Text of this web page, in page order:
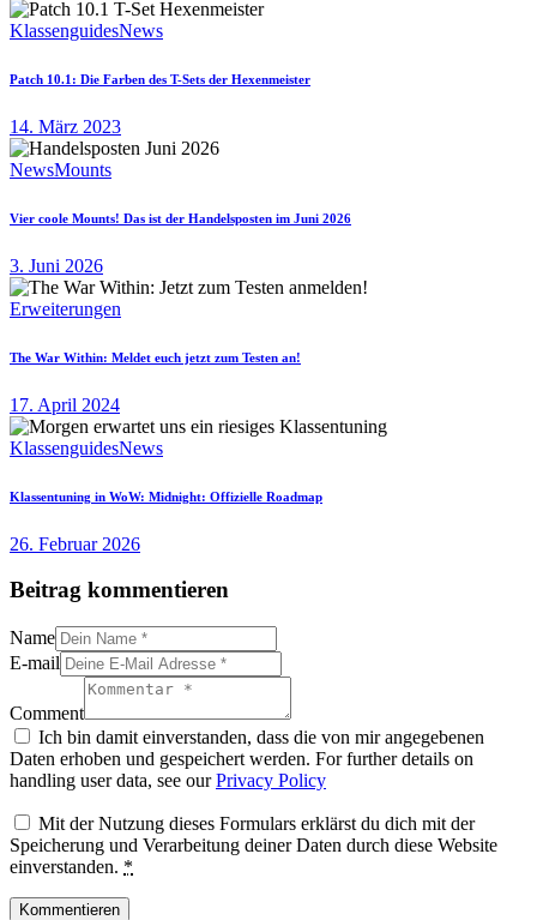
KlassenguidesNews
Patch 10.1: Die Farben des T-Sets der Hexenmeister
14. März 2023
NewsMounts
Vier coole Mounts! Das ist der Handelsposten im Juni 2026
3. Juni 2026
Erweiterungen
The War Within: Meldet euch jetzt zum Testen an!
17. April 2024
KlassenguidesNews
Klassentuning in WoW: Midnight: Offizielle Roadmap
26. Februar 2026
Beitrag kommentieren
Name
E-mail
Comment
Ich bin damit einverstanden, dass die von mir angegebenen
Daten erhoben und gespeichert werden. For further details on
handling user data, see ourPrivacy Policy
Mit der Nutzung dieses Formulars erklärst du dich mit der
Speicherung und Verarbeitung deiner Daten durch diese Website
einverstanden. *